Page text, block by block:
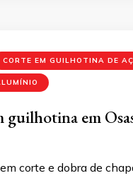
CORTE EM GUILHOTINA DE
guilhotina em
corte e dobra de